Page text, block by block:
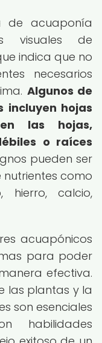
de acuaponía
visuales de
indica que no
necesarios
Algunos de
incluyen hojas
las hojas,
o raíces
pueden ser
como
hierro, calcio,
acuapónicos
para poder
efectiva.
las plantas y la
son esenciales
habilidades